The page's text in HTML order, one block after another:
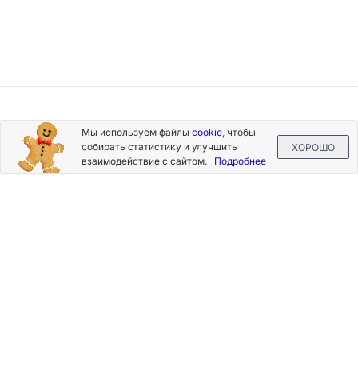
Подписывайтесь
на новости и акции
Мы используем файлы cookie, чтобы
собирать статистику и улучшить
взаимодействие с сайтом. Подробнее
ХОРОШО